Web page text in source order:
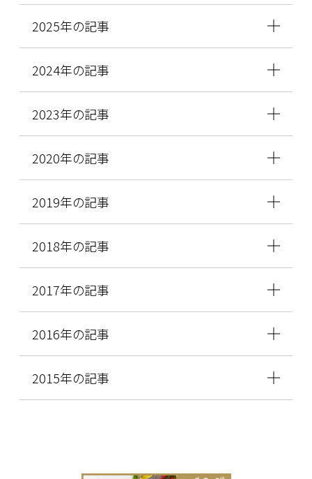
2025年の記事
2024年の記事
2023年の記事
2020年の記事
2019年の記事
2018年の記事
2017年の記事
2016年の記事
2015年の記事